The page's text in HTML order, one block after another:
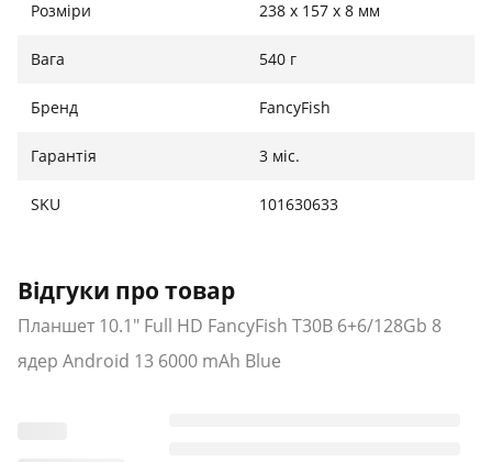
Розміри 238 x 157 x 8 мм
Вага 540 г
Бренд FancyFish
Гарантія 3 міс.
SKU 101630633
Відгуки про товар
Планшет 10.1" Full HD FancyFish T30B 6+6/128Gb 8
ядер Android 13 6000 mAh Blue